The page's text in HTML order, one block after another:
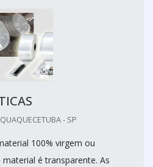
- SP
100% virgem ou
é transparente. As